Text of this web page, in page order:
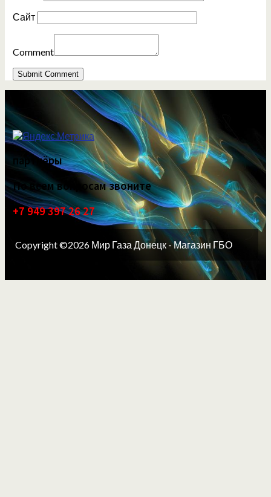
Сайт
Comment
партнёры
По всем вопросам звоните
+7 949 397 26 27
Copyright ©2026 Мир Газа Донецк - Магазин ГБО